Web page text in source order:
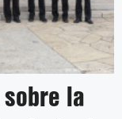
sobre la